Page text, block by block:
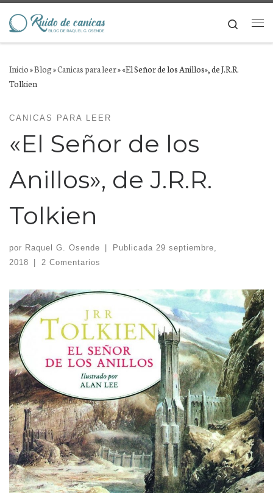
Saltar al contenido
Search
Inicio»Blog»Canicas para leer»«El Señor de los Anillos», de J.R.R.
Tolkien
CANICAS PARA LEER
«El Señor de los
Anillos», de J.R.R.
Tolkien
por Raquel G. Osende Publicada 29 septiembre,
2018
2 Comentarios